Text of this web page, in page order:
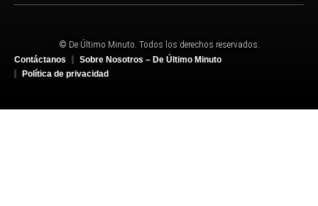
© De Último Minuto. Todos los derechos reservados.
Contáctanos
Sobre Nosotros – De Último Minuto
Política de privacidad